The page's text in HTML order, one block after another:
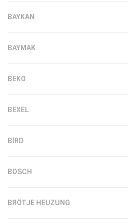
BAYKAN
BAYMAK
BEKO
BEXEL
BIRD
BOSCH
BRÖTJE HEUZUNG